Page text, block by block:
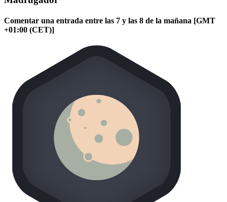
Comentar una entrada entre las 7 y las 8 de la mañana [GMT
+01:00 (CET)]